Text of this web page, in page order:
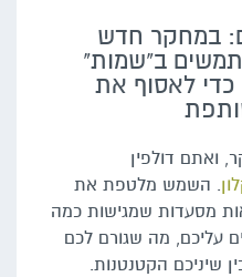
במחקר חדש
ב"שמות"
כדי לאסוף את
ואתם דולפין
. השמש מלטפת את
מסעדות שמגישות כמה
עליכם, מה שגורם לכם
שיניכם הקטנטנות.